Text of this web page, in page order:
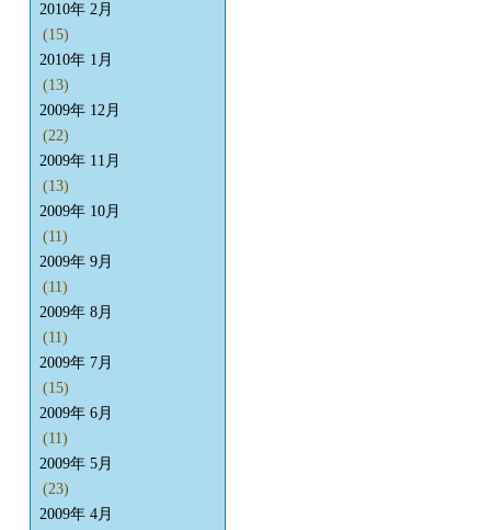
2010年 2月
(15)
2010年 1月
(13)
2009年 12月
(22)
2009年 11月
(13)
2009年 10月
(11)
2009年 9月
(11)
2009年 8月
(11)
2009年 7月
(15)
2009年 6月
(11)
2009年 5月
(23)
2009年 4月